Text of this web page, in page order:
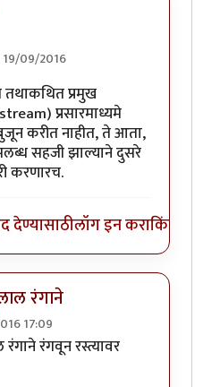
19/09/2016
toका फिरली असावी हाच प्रश्न
प्रमुख
प्रसारमाध्यमे
करीत नाहीत, ते आता,
सहजी झाल्याने दुसरे
करणारच.
देण्यासाठीलॉग इन कराकिंवा
रंगाने
17:09
बळी देणे दोन्हीbyबाळ सप्रे
रंगवून रस्त्यावर